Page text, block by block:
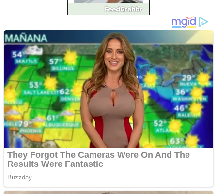
Împrumut si investitii
Ofera def între special
Vând domeniu+website
de publicitate de tip
Adsense